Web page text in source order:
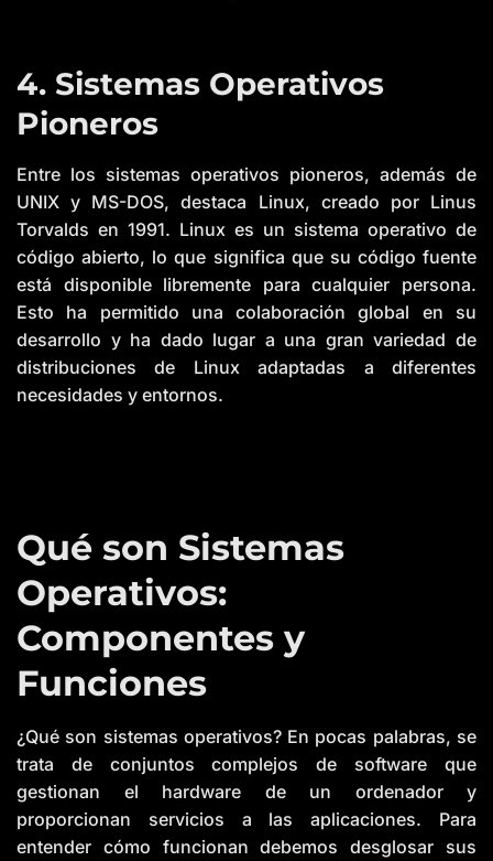
4. Sistemas Operativos
Pioneros
Entre los sistemas operativos pioneros, además de
UNIX y MS-DOS, destaca Linux, creado por Linus
Torvalds en 1991. Linux es un sistema operativo de
código abierto, lo que significa que su código fuente
está disponible libremente para cualquier persona.
Esto ha permitido una colaboración global en su
desarrollo y ha dado lugar a una gran variedad de
distribuciones de Linux adaptadas a diferentes
necesidades y entornos.
Qué son Sistemas
Operativos:
Componentes y
Funciones
¿Qué son sistemas operativos? En pocas palabras, se
trata de conjuntos complejos de software que
gestionan el hardware de un ordenador y
proporcionan servicios a las aplicaciones. Para
entender cómo funcionan debemos desglosar sus